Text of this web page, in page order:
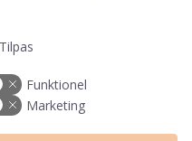
på:
Tilpas
Funktionel
Marketing